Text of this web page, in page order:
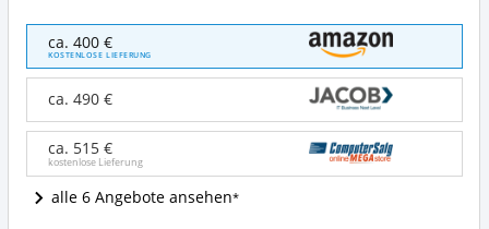
Arlo
Pro3
WLAN
Überwachungskamera
aussen
Angebote:
dieses
Überwachungskamera
ca. 400 €
KOSTENLOSE LIEFERUNG
ca. 490 €
ca. 515 €
kostenlose Lieferung
alle 6 Angebote ansehen